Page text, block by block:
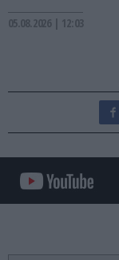
05.08.2026 | 12:03